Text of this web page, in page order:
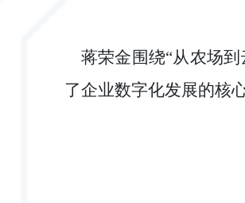
蒋荣金围绕“从农场
了企业数字化发展的核